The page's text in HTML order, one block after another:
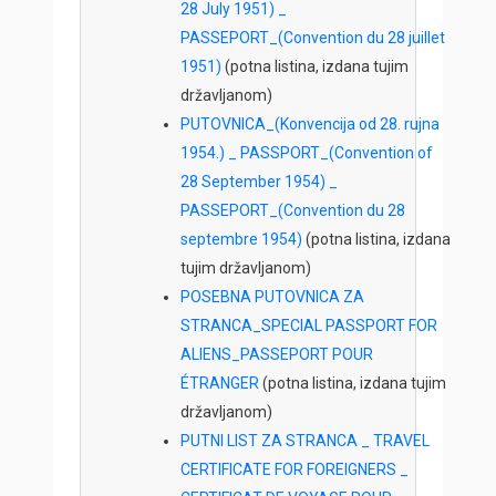
28 July 1951) _
PASSEPORT_(Convention du 28 juillet
1951) (potna listina, izdana tujim
državljanom)
PUTOVNICA_(Konvencija od 28. rujna
1954.) _ PASSPORT_(Convention of
28 September 1954) _
PASSEPORT_(Convention du 28
septembre 1954) (potna listina, izdana
tujim državljanom)
POSEBNA PUTOVNICA ZA
STRANCA_SPECIAL PASSPORT FOR
ALIENS_PASSEPORT POUR
ÉTRANGER (potna listina, izdana tujim
državljanom)
PUTNI LIST ZA STRANCA _ TRAVEL
CERTIFICATE FOR FOREIGNERS _